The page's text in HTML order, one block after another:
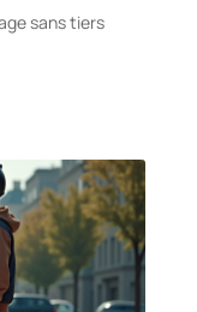
sans tiers